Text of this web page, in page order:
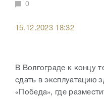
0
15.12.2023 18:32
В Волгограде к концу
сдать в эксплуатацию
«Победа», где